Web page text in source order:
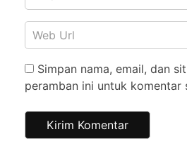
Simpan nama, email, dan
peramban ini untuk komentar